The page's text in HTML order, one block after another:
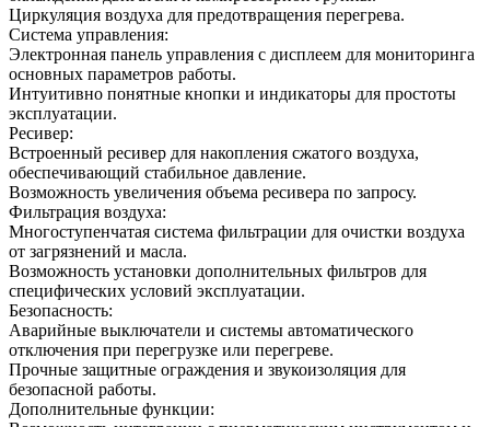
Циркуляция воздуха для предотвращения перегрева.
Система управления:
Электронная панель управления с дисплеем для мониторинга
основных параметров работы.
Интуитивно понятные кнопки и индикаторы для простоты
эксплуатации.
Ресивер:
Встроенный ресивер для накопления сжатого воздуха,
обеспечивающий стабильное давление.
Возможность увеличения объема ресивера по запросу.
Фильтрация воздуха:
Многоступенчатая система фильтрации для очистки воздуха
от загрязнений и масла.
Возможность установки дополнительных фильтров для
специфических условий эксплуатации.
Безопасность:
Аварийные выключатели и системы автоматического
отключения при перегрузке или перегреве.
Прочные защитные ограждения и звукоизоляция для
безопасной работы.
Дополнительные функции: